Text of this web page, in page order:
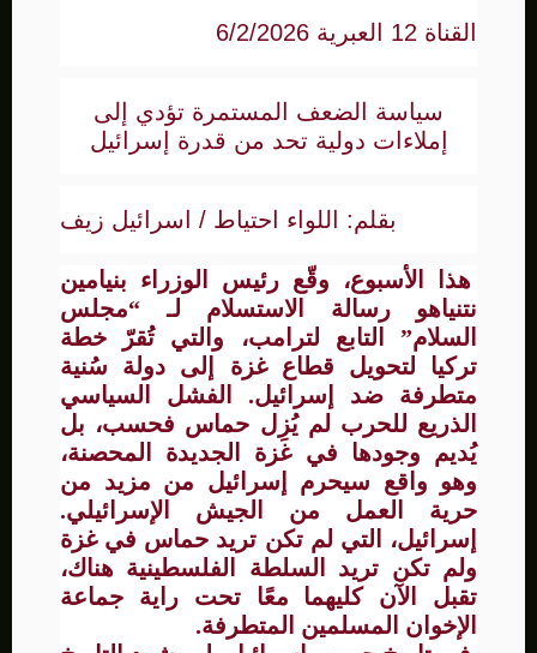
القناة 12 العبرية 6/2/2026
سياسة الضعف المستمرة تؤدي إلى
إملاءات دولية تحد من قدرة إسرائيل
بقلم: اللواء احتياط / اسرائيل زيف
هذا الأسبوع، وقّع رئيس الوزراء بنيامين
نتنياهو رسالة الاستسلام لـ “مجلس
السلام” التابع لترامب، والتي تُقرّ خطة
تركيا لتحويل قطاع غزة إلى دولة سُنية
متطرفة ضد إسرائيل. الفشل السياسي
الذريع للحرب لم يُزِل حماس فحسب، بل
يُديم وجودها في غزة الجديدة المحصنة،
وهو واقع سيحرم إسرائيل من مزيد من
حرية العمل من الجيش الإسرائيلي.
إسرائيل، التي لم تكن تريد حماس في غزة
ولم تكن تريد السلطة الفلسطينية هناك،
تقبل الآن كليهما معًا تحت راية جماعة
الإخوان المسلمين المتطرفة.